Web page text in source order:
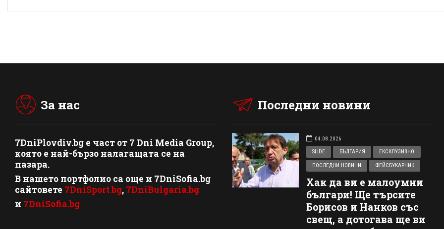
За нас
7DniPlovdiv.bg e част от 7 Dni Media Group,
която е най-бързо налагащата се на
пазара.
В нашето портфолио са още и 7DniSofia.bg
сайтовете 7DniSport.bg, 7DniBulgaria.bg
и 7DniSofia.bg
Последни новини
04.08.2026
SLIDE
БЪЛГАРИЯ ЕКСКЛУЗИВНО
ПОСЛЕДНИ НОВИНИ ФЕЙСБУКАРНИК
Хак да ви е малоумни
българи! Ще търсите
Борисов и Нанков със
свещ, а дотогава ще ви